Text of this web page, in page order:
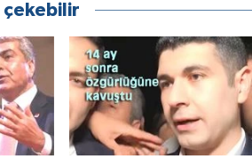
çekebilir